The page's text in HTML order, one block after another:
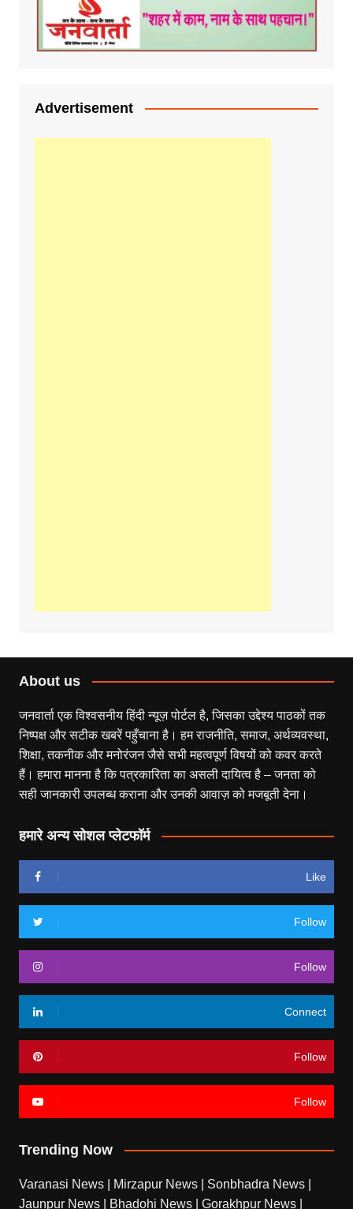
Advertisement
About us
जनवार्ता एक विश्वसनीय हिंदी न्यूज़ पोर्टल है, जिसका उद्देश्य पाठकों तक
निष्पक्ष और सटीक खबरें पहुँचाना है। हम राजनीति, समाज, अर्थव्यवस्था,
शिक्षा, तकनीक और मनोरंजन जैसे सभी महत्वपूर्ण विषयों को कवर करते
हैं। हमारा मानना है कि पत्रकारिता का असली दायित्व है – जनता को
सही जानकारी उपलब्ध कराना और उनकी आवाज़ को मजबूती देना।
हमारे अन्य सोशल प्लेटफॉर्म
Like
Follow
Follow
Connect
Follow
Follow
Trending Now
Varanasi News Mirzapur News Sonbhadra News
Jaunpur News
Bhadohi News Gorakhpur News